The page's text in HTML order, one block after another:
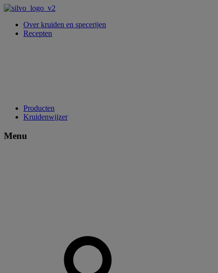
Over kruiden en specerijen
Recepten
Producten
Kruidenwijzer
Menu